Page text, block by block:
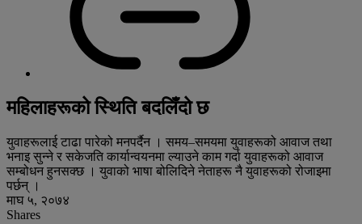
महिलाहरूको स्थिति बदलिँदो छ
युवाहरूलाई टाढा पारेको मनपर्दैन । समय–समयमा युवाहरूको आवाज तथा
भनाइ सुन्ने र सकेजति कार्यान्वयनमा ल्याउने काम गर्दा युवाहरूको आवाज
सम्बोधन हुनसक्छ । युवाको भाषा बोलिदिने नेताहरू नै युवाहरूको रोजाइमा
पर्छन् ।
माघ ५, २०७४
Shares